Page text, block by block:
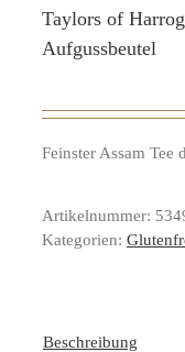
Taylors of
Aufgussbeutel
Feinster Assam Tee
Artikelnummer:
Kategorien:
Beschreibung